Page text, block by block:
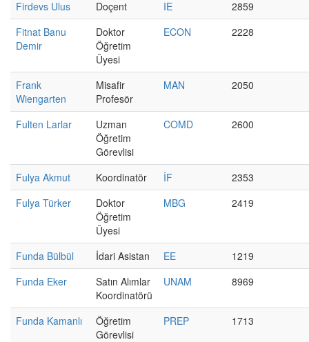
Firdevs Ulus
Doçent IE
2859
Fitnat Banu
Demir
Doktor
Öğretim
Üyesi
ECON 2228
Frank
Wiengarten
Misafir
Profesör
MAN 2050
Fulten Larlar
Uzman
Öğretim
Görevlisi
COMD 2600
Fulya Akmut Koordinatör İF
2353
Fulya Türker
Doktor
Öğretim
Üyesi
MBG 2419
Funda Bülbül İdari Asistan EE
1219
Funda Eker
Satın Alımlar
Koordinatörü
UNAM 8969
Funda Kamanlı
Öğretim
Görevlisi
PREP 1713